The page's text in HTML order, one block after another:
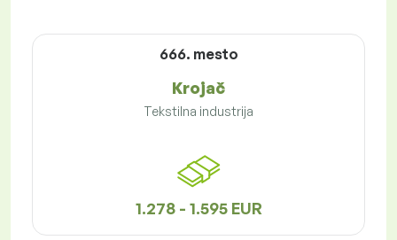
666. mesto
Krojač
Tekstilna industrija
1.278 - 1.595 EUR